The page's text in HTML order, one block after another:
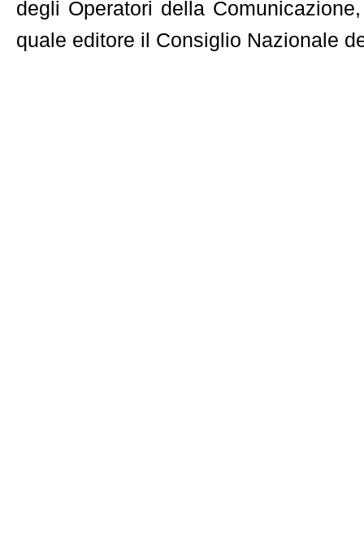
degli Operatori della
quale editore il Consiglio Nazionale